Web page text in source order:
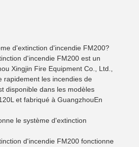
d'extinction d'incendie FM200?
d'incendie FM200 est un
Xingjin Fire Equipment Co., Ltd.,
rapidement les incendies de
disponible dans les modèles
et fabriqué à GuangzhouEn
le système d'extinction
d'incendie FM200 fonctionne